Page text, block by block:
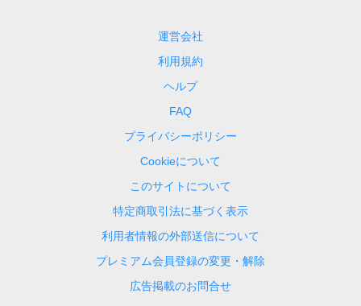
運営会社
利用規約
ヘルプ
FAQ
プライバシーポリシー
Cookieについて
このサイトについて
特定商取引法に基づく表示
利用者情報の外部送信について
プレミアム会員登録の変更・解除
広告掲載のお問合せ